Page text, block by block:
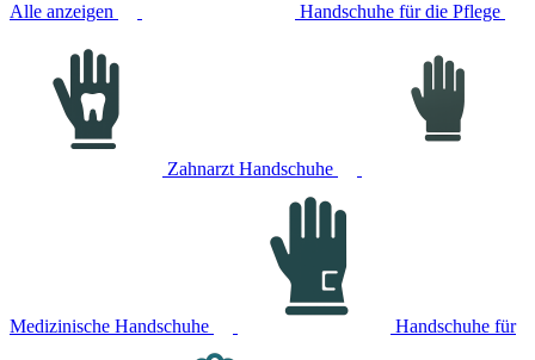
Alle anzeigen Handschuhe für die Pflege
Zahnarzt Handschuhe
Medizinische Handschuhe Handschuhe für